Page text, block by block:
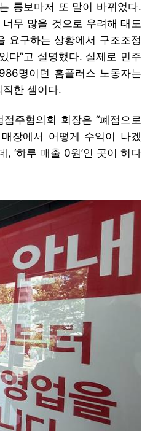
통보마저 또 말이 바뀌었다.
무 많을 것으로 우려해 태도
요구하는 상황에서 구조조정
다”고 설명했다. 실제로 민주
명이던 홈플러스 노동자는
한 셈이다.
주협의회 회장은 “폐점으로
장에서 어떻게 수익이 나겠
‘하루 매출 0원’인 곳이 허다